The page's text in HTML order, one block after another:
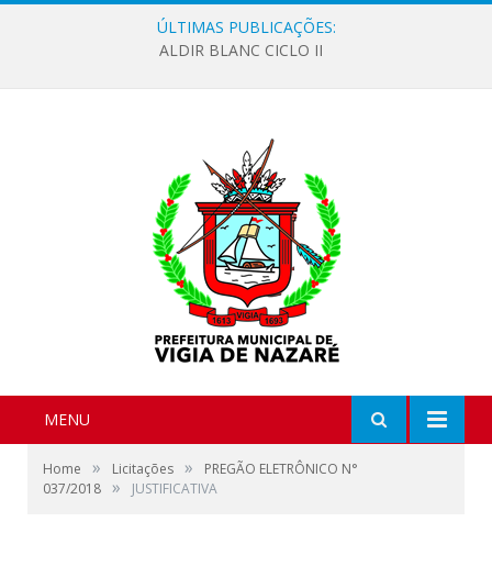
ÚLTIMAS PUBLICAÇÕES:
ALDIR BLANC CICLO II
MENU
Home » Licitações »
PREGÃO ELETRÔNICO N°
037/2018 » JUSTIFICATIVA